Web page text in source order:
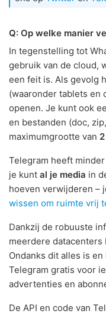
Q: Op welke manier
In tegenstelling tot
gebruik van de cloud,
een feit is. Als gevolg
(waaronder tablets en
openen. Je kunt ook
en bestanden (doc,
maximumgrootte van
Telegram heeft minder
je kunt al je media in
hoeven verwijderen –
wissen om ruimte vrij
Dankzij de robuuste
meerdere
Ondanks dit alles is
Telegram gratis voor
advertenties en
De API en code van